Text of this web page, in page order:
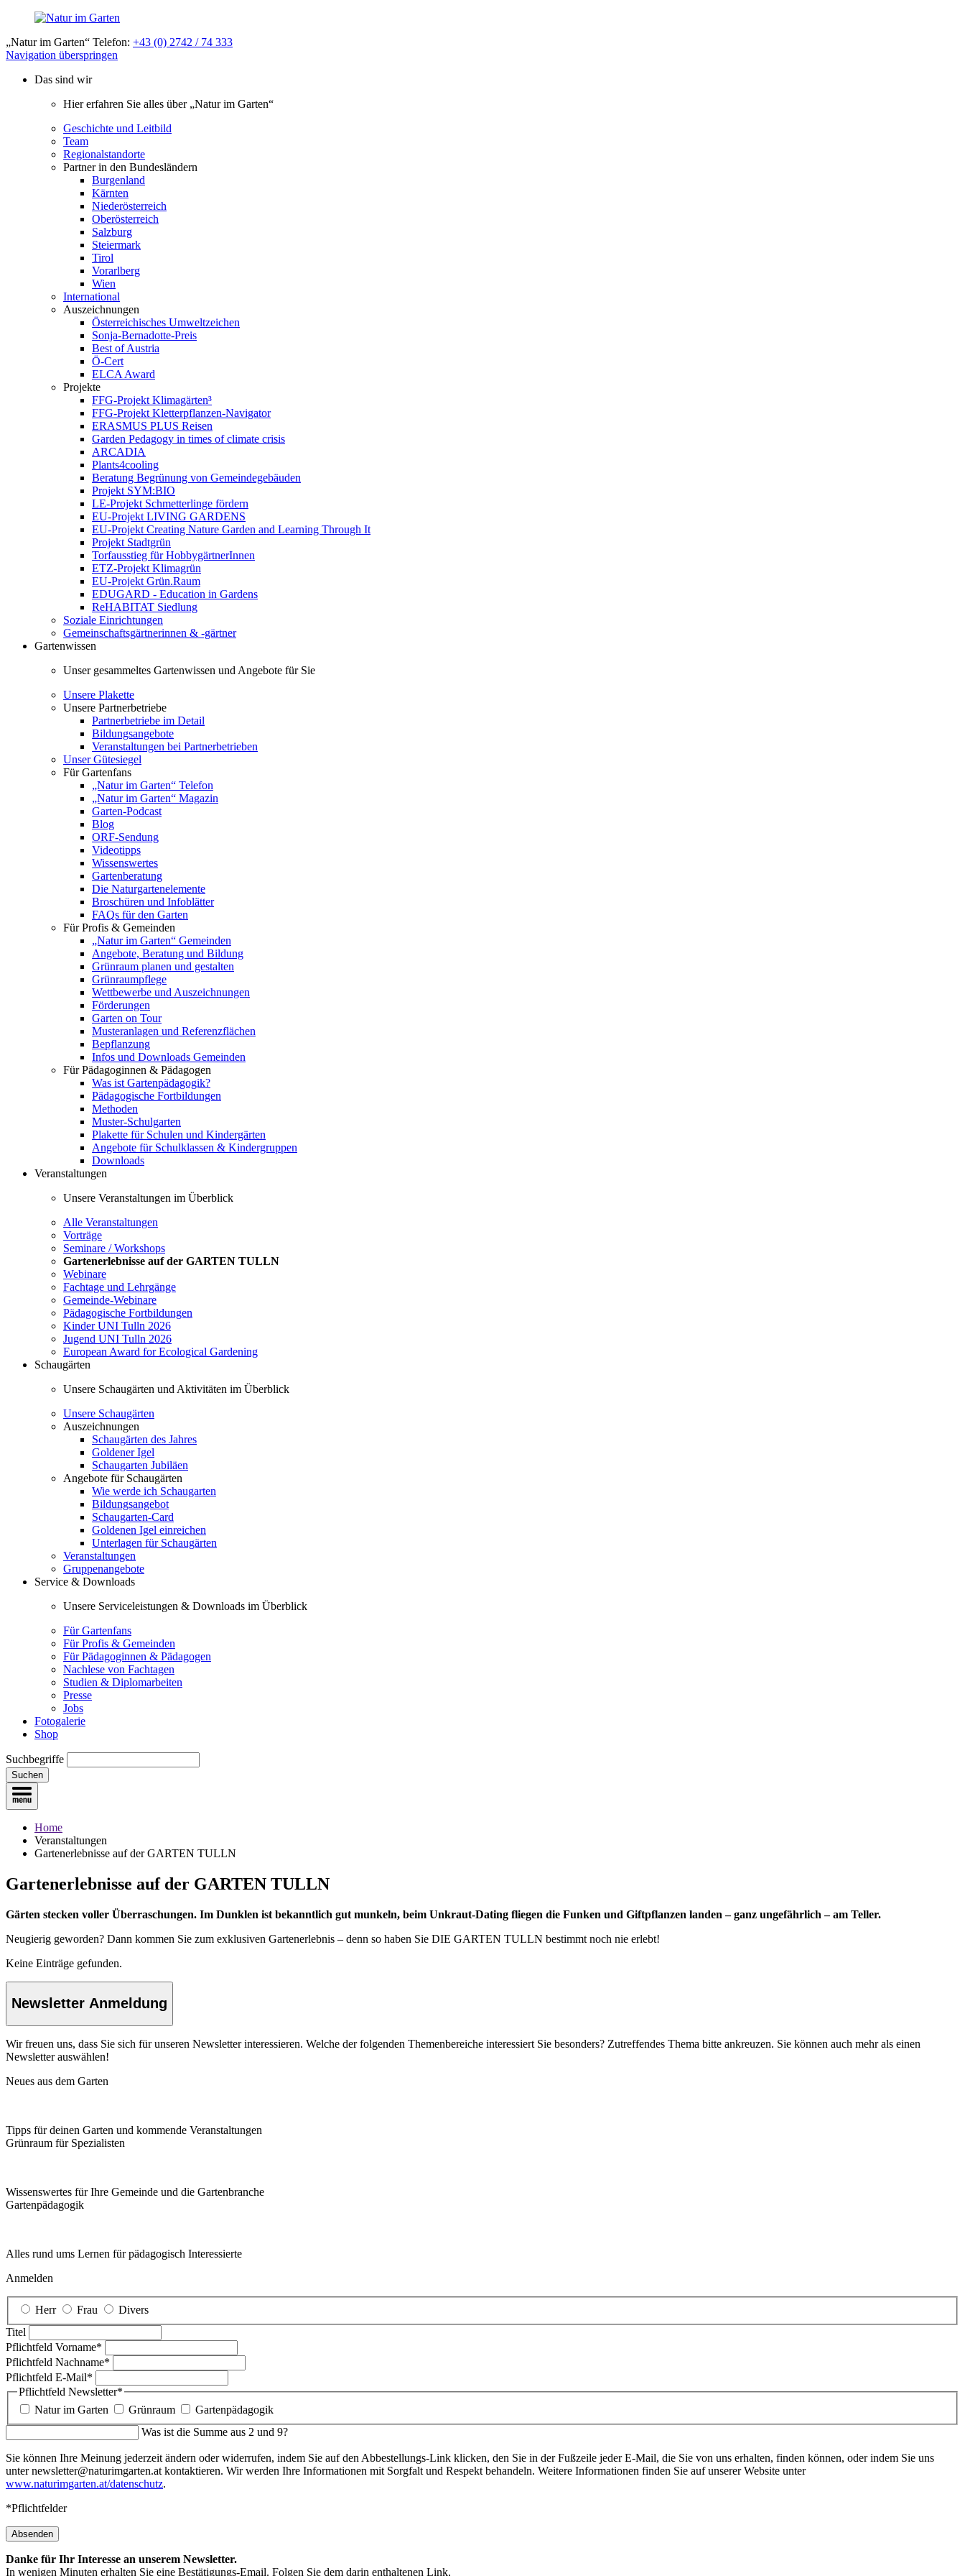
„Natur im Garten“ Telefon: +43 (0) 2742 / 74 333
Navigation überspringen
Das sind wir
Hier erfahren Sie alles über „Natur im Garten“
Geschichte und Leitbild
Team
Regionalstandorte
Partner in den Bundesländern
Burgenland
Kärnten
Niederösterreich
Oberösterreich
Salzburg
Steiermark
Tirol
Vorarlberg
Wien
International
Auszeichnungen
Österreichisches Umweltzeichen
Sonja-Bernadotte-Preis
Best of Austria
Ö-Cert
ELCA Award
Projekte
FFG-Projekt Klimagärten³
FFG-Projekt Kletterpflanzen-Navigator
ERASMUS PLUS Reisen
Garden Pedagogy in times of climate crisis
ARCADIA
Plants4cooling
Beratung Begrünung von Gemeindegebäuden
Projekt SYM:BIO
LE-Projekt Schmetterlinge fördern
EU-Projekt LIVING GARDENS
EU-Projekt Creating Nature Garden and Learning Through It
Projekt Stadtgrün
Torfausstieg für HobbygärtnerInnen
ETZ-Projekt Klimagrün
EU-Projekt Grün.Raum
EDUGARD - Education in Gardens
ReHABITAT Siedlung
Soziale Einrichtungen
Gemeinschaftsgärtnerinnen & -gärtner
Gartenwissen
Unser gesammeltes Gartenwissen und Angebote für Sie
Unsere Plakette
Unsere Partnerbetriebe
Partnerbetriebe im Detail
Bildungsangebote
Veranstaltungen bei Partnerbetrieben
Unser Gütesiegel
Für Gartenfans
„Natur im Garten“ Telefon
„Natur im Garten“ Magazin
Garten-Podcast
Blog
ORF-Sendung
Videotipps
Wissenswertes
Gartenberatung
Die Naturgartenelemente
Broschüren und Infoblätter
FAQs für den Garten
Für Profis & Gemeinden
„Natur im Garten“ Gemeinden
Angebote, Beratung und Bildung
Grünraum planen und gestalten
Grünraumpflege
Wettbewerbe und Auszeichnungen
Förderungen
Garten on Tour
Musteranlagen und Referenzflächen
Bepflanzung
Infos und Downloads Gemeinden
Für Pädagoginnen & Pädagogen
Was ist Gartenpädagogik?
Pädagogische Fortbildungen
Methoden
Muster-Schulgarten
Plakette für Schulen und Kindergärten
Angebote für Schulklassen & Kindergruppen
Downloads
Veranstaltungen
Unsere Veranstaltungen im Überblick
Alle Veranstaltungen
Vorträge
Seminare / Workshops
Gartenerlebnisse auf der GARTEN TULLN
Webinare
Fachtage und Lehrgänge
Gemeinde-Webinare
Pädagogische Fortbildungen
Kinder UNI Tulln 2026
Jugend UNI Tulln 2026
European Award for Ecological Gardening
Schaugärten
Unsere Schaugärten und Aktivitäten im Überblick
Unsere Schaugärten
Auszeichnungen
Schaugärten des Jahres
Goldener Igel
Schaugarten Jubiläen
Angebote für Schaugärten
Wie werde ich Schaugarten
Bildungsangebot
Schaugarten-Card
Goldenen Igel einreichen
Unterlagen für Schaugärten
Veranstaltungen
Gruppenangebote
Service & Downloads
Unsere Serviceleistungen & Downloads im Überblick
Für Gartenfans
Für Profis & Gemeinden
Für Pädagoginnen & Pädagogen
Nachlese von Fachtagen
Studien & Diplomarbeiten
Presse
Jobs
Fotogalerie
Shop
Suchbegriffe
Suchen
Home
Veranstaltungen
Gartenerlebnisse auf der GARTEN TULLN
Gartenerlebnisse auf der GARTEN TULLN
Gärten stecken voller Überraschungen. Im Dunklen ist bekanntlich gut munkeln, beim Unkraut-Dating fliegen die Funken und Giftpflanzen landen – ganz ungefährlich – am Teller.
Neugierig geworden? Dann kommen Sie zum exklusiven Gartenerlebnis – denn so haben Sie DIE GARTEN TULLN bestimmt noch nie erlebt!
Keine Einträge gefunden.
Newsletter Anmeldung
Wir freuen uns, dass Sie sich für unseren Newsletter interessieren. Welche der folgenden Themenbereiche interessiert Sie besonders? Zutreffendes Thema bitte ankreuzen. Sie können auch mehr als einen
Newsletter auswählen!
Neues aus dem Garten
Tipps für deinen Garten und kommende Veranstaltungen
Grünraum für Spezialisten
Wissenswertes für Ihre Gemeinde und die Gartenbranche
Garten­pädagogik
Alles rund ums Lernen für pädagogisch Interessierte
Anmelden
Herr Frau
Divers
Titel
Pflichtfeld Vorname*
Pflichtfeld Nachname*
Pflichtfeld E-Mail*
Pflichtfeld Newsletter*
Natur im Garten
Grünraum
Gartenpädagogik
Was ist die Summe aus 2 und 9?
Sie können Ihre Meinung jederzeit ändern oder widerrufen, indem Sie auf den Abbestellungs-Link klicken, den Sie in der Fußzeile jeder E-Mail, die Sie von uns erhalten, finden können, oder indem Sie uns
unter newsletter@naturimgarten.at kontaktieren. Wir werden Ihre Informationen mit Sorgfalt und Respekt behandeln. Weitere Informationen finden Sie auf unserer Website unter
www.naturimgarten.at/datenschutz.
*Pflichtfelder
Absenden
Danke für Ihr Interesse an unserem Newsletter.
In wenigen Minuten erhalten Sie eine Bestätigungs-Email. Folgen Sie dem darin enthaltenen Link,